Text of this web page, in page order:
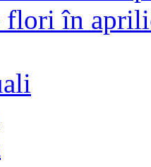
flori în